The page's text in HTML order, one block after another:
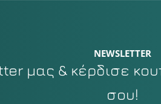
NEWSLETTER
μας & κέρδισε
σου!